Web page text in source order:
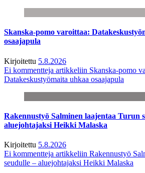
Skanska-pomo varoittaa:
osaajapula
Kirjoitettu 5.8.2026
Ei kommentteja artikkeliin Skanska-pomo
Datakeskustyömaita uhkaa osaajapula
Rakennustyö Salminen laajentaa Turun
aluejohtajaksi Heikki Malaska
Kirjoitettu 5.8.2026
Ei kommentteja artikkeliin Rakennustyö
seudulle – aluejohtajaksi Heikki Malaska